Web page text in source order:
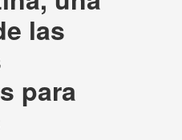
las
para